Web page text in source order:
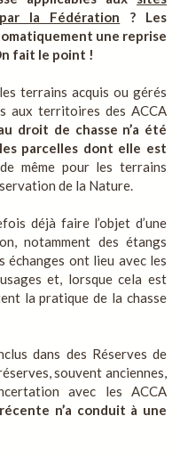
la Fédération ? Les
une reprise
fait le point !
terrains acquis ou gérés
aux territoires des ACCA
droit de chasse n’a été
parcelles dont elle est
même pour les terrains
de la Nature.
déjà faire l’objet d’une
notamment des étangs
échanges ont lieu avec les
et, lorsque cela est
la pratique de la chasse
dans des Réserves de
souvent anciennes,
avec les ACCA
n’a conduit à une